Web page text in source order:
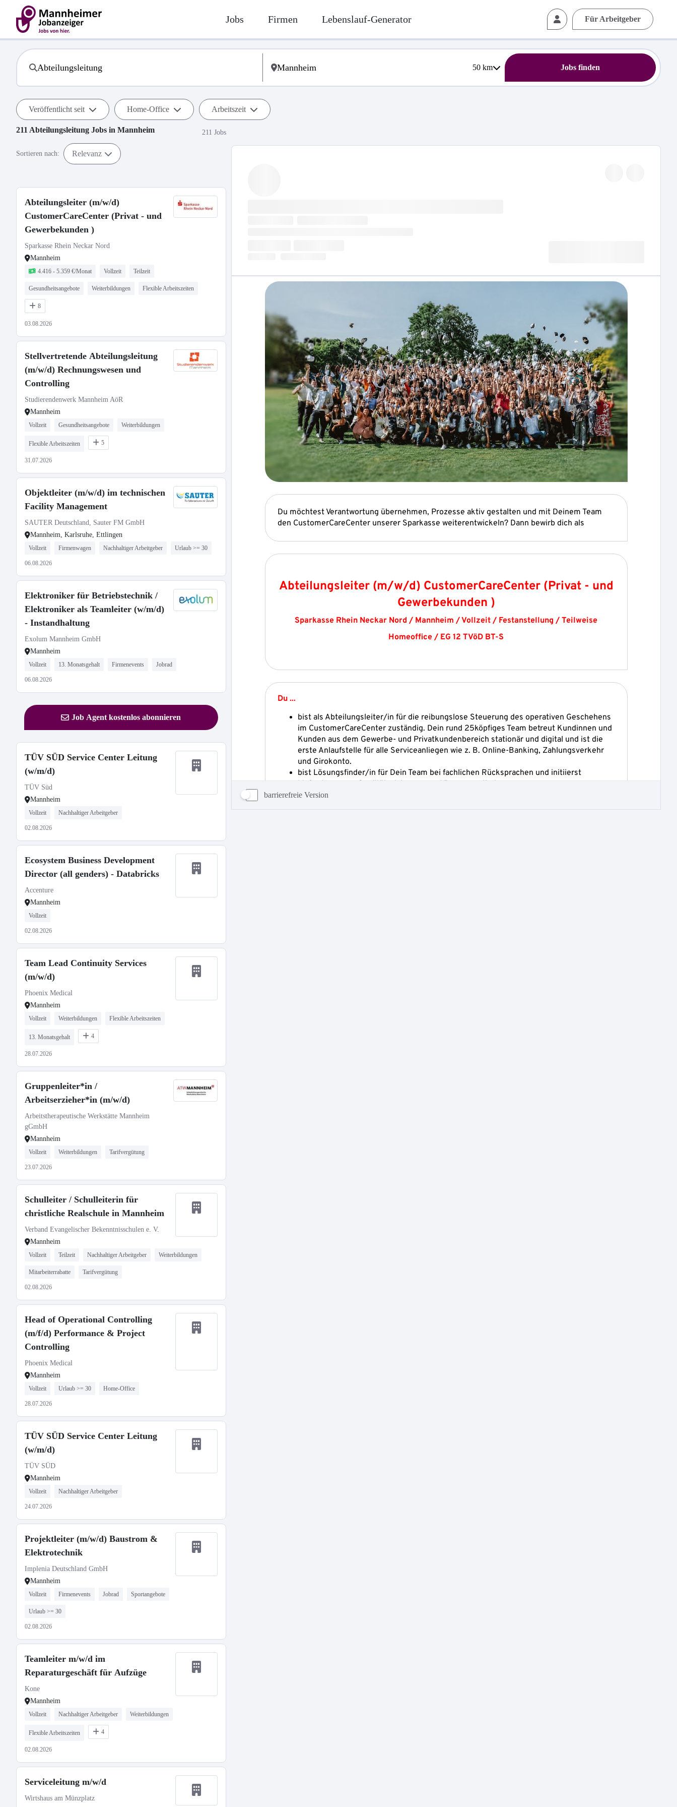
Jobs Firmen Lebenslauf-Generator Für Arbeitgeber
50km Jobs finden
Veröffentlicht seit Home-Office Arbeitszeit
211 Abteilungsleitung Jobs in Mannheim 211 Jobs
Sortieren nach: Relevanz
Abteilungsleiter (m/w/d)
CustomerCareCenter (Privat - und
Gewerbekunden )
Sparkasse Rhein Neckar Nord
Mannheim
4.416 - 5.359 €/Monat Vollzeit Teilzeit
Gesundheitsangebote Weiterbildungen Flexible Arbeitszeiten
8
03.08.2026
Stellvertretende Abteilungsleitung
(m/w/d) Rechnungswesen und
Controlling
Studierendenwerk Mannheim AöR
Mannheim
Vollzeit Gesundheitsangebote Weiterbildungen
Flexible Arbeitszeiten 5
31.07.2026
Objektleiter (m/w/d) im technischen
Facility Management
SAUTER Deutschland, Sauter FM GmbH
Mannheim, Karlsruhe, Ettlingen
Vollzeit Firmenwagen Nachhaltiger Arbeitgeber Urlaub >= 30
06.08.2026
Elektroniker für Betriebstechnik /
Elektroniker als Teamleiter (w/m/d)
- Instandhaltung
Exolum Mannheim GmbH
Mannheim
Vollzeit 13. Monatsgehalt Firmenevents Jobrad
06.08.2026
Job Agent kostenlos abonnieren
TÜV SÜD Service Center Leitung
(w/m/d)
TÜV Süd
Mannheim
Vollzeit Nachhaltiger Arbeitgeber
02.08.2026
Ecosystem Business Development
Director (all genders) - Databricks
Accenture
Mannheim
Vollzeit
02.08.2026
Team Lead Continuity Services
(m/w/d)
Phoenix Medical
Mannheim
Vollzeit Weiterbildungen Flexible Arbeitszeiten
13. Monatsgehalt 4
28.07.2026
Gruppenleiter*in /
Arbeitserzieher*in (m/w/d)
Arbeitstherapeutische Werkstätte Mannheim
gGmbH
Mannheim
Vollzeit Weiterbildungen Tarifvergütung
23.07.2026
Schulleiter / Schulleiterin für
christliche Realschule in Mannheim
Verband Evangelischer Bekenntnisschulen e. V.
Mannheim
Vollzeit Teilzeit Nachhaltiger Arbeitgeber Weiterbildungen
Mitarbeiterrabatte Tarifvergütung
02.08.2026
Head of Operational Controlling
(m/f/d) Performance & Project
Controlling
Phoenix Medical
Mannheim
Vollzeit Urlaub >= 30 Home-Office
28.07.2026
TÜV SÜD Service Center Leitung
(w/m/d)
TÜV SÜD
Mannheim
Vollzeit Nachhaltiger Arbeitgeber
24.07.2026
Projektleiter (m/w/d) Baustrom &
Elektrotechnik
Implenia Deutschland GmbH
Mannheim
Vollzeit Firmenevents Jobrad Sportangebote
Urlaub >= 30
02.08.2026
Teamleiter m/w/d im
Reparaturgeschäft für Aufzüge
Kone
Mannheim
Vollzeit Nachhaltiger Arbeitgeber Weiterbildungen
Flexible Arbeitszeiten 4
02.08.2026
Serviceleitung m/w/d
Wirtshaus am Münzplatz
barrierefreie Version